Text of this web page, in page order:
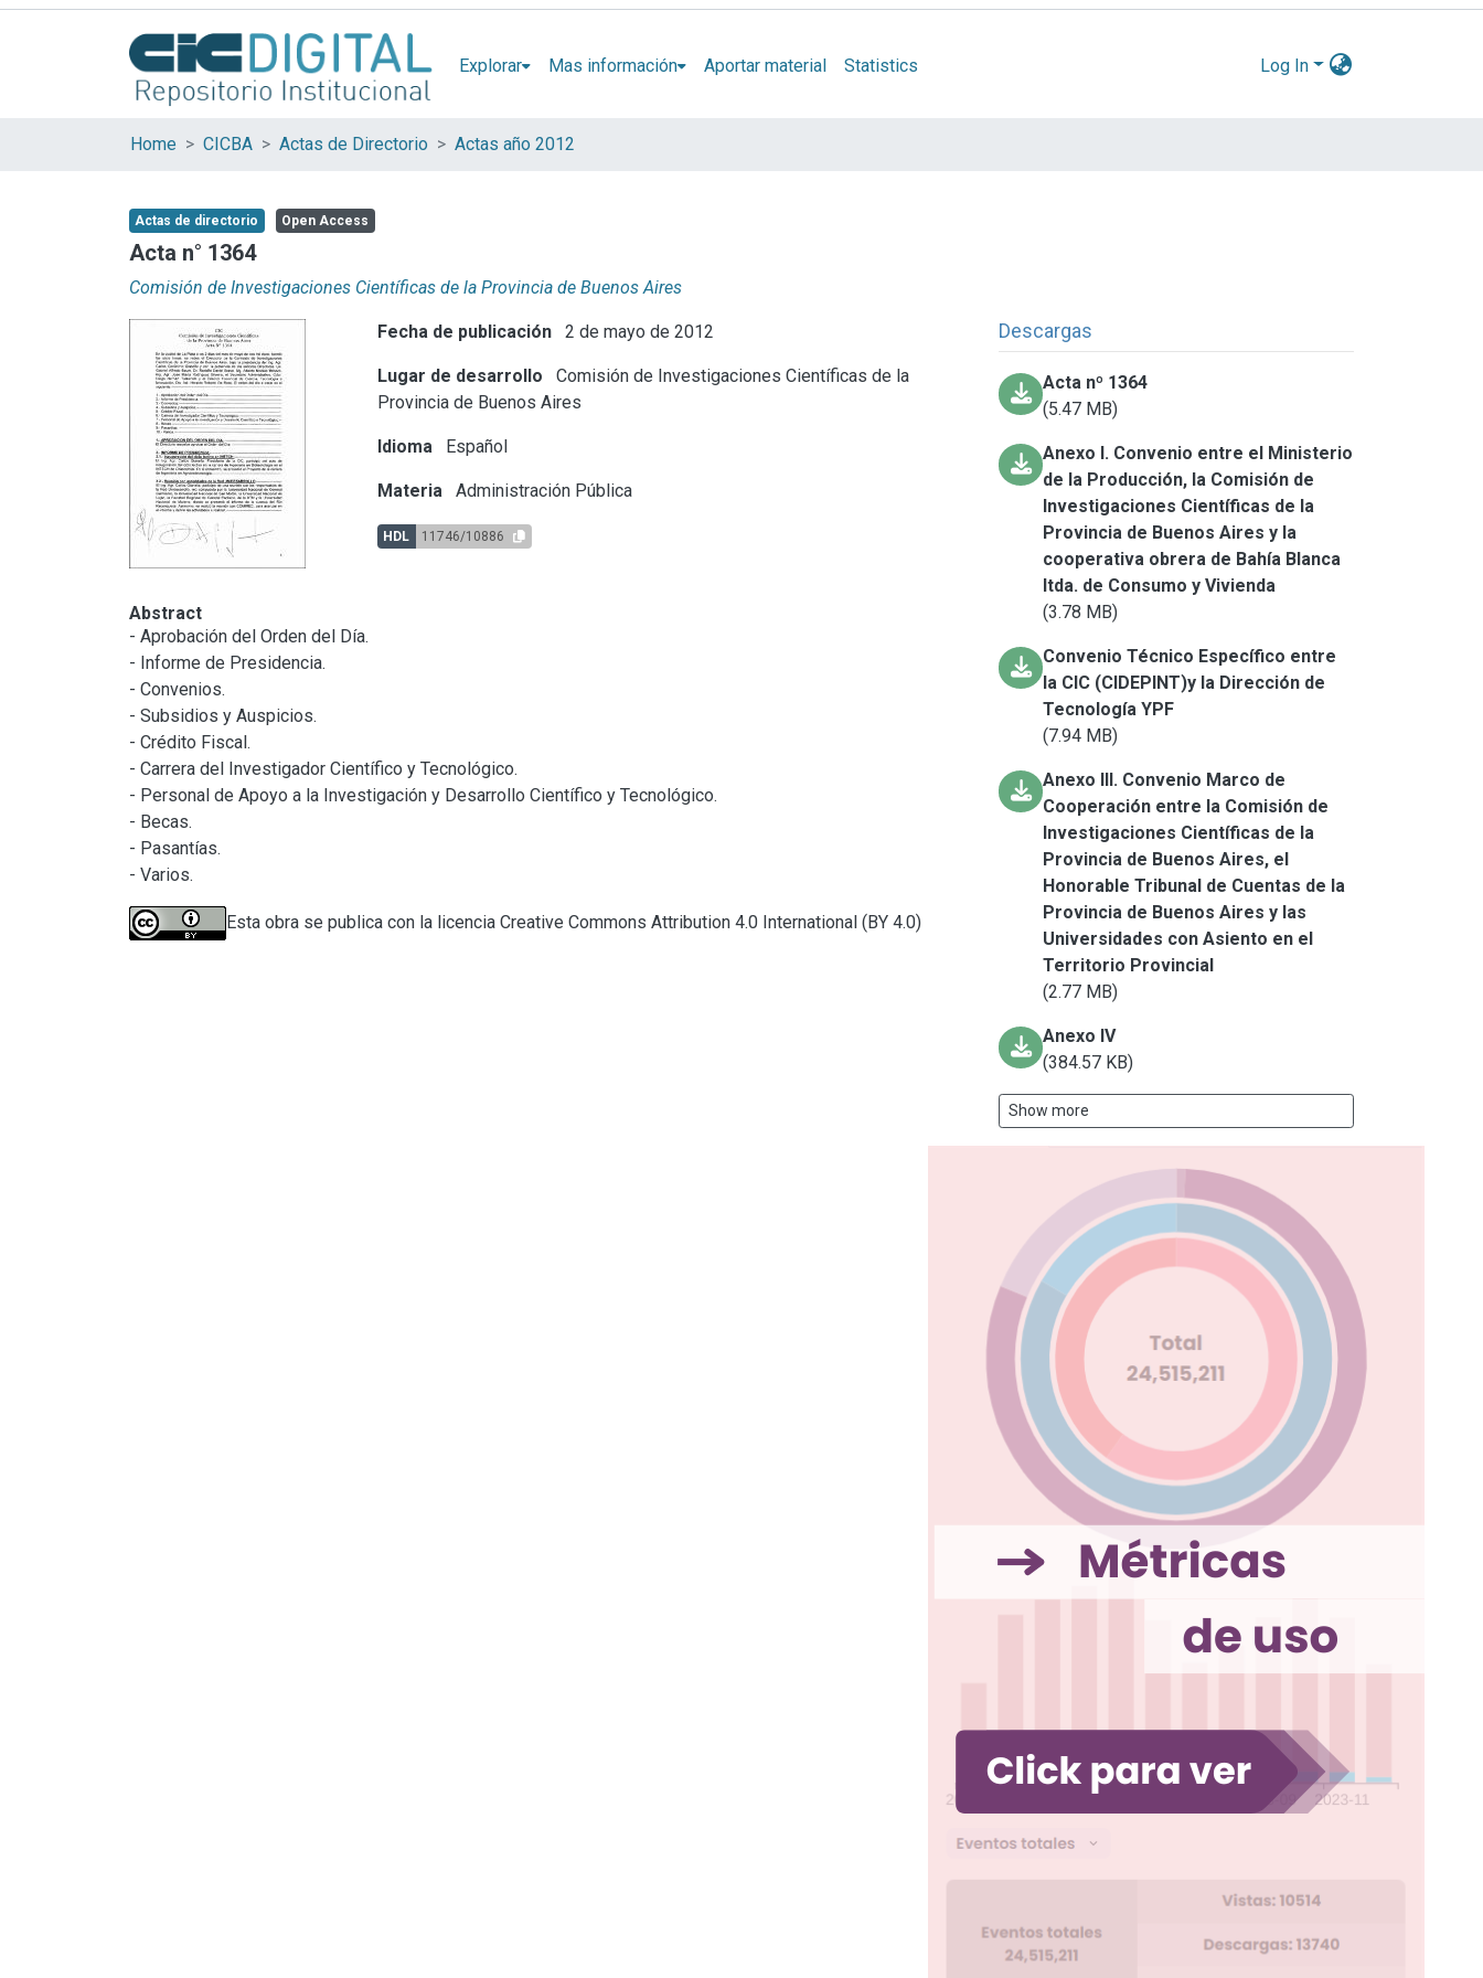
Explorar Mas información Aportar material Statistics Log In
Home CICBA Actas de Directorio Actas año 2012
Actas de directorio Open Access
Acta n° 1364
Comisión de Investigaciones Científicas de la Provincia de Buenos Aires
Fecha de publicación 2 de mayo de 2012
Lugar de desarrollo
Comisión de Investigaciones Científicas de la
Provincia de Buenos Aires
Idioma Español
Materia Administración Pública
HDL 11746/10886
Descargas
Acta nº 1364
(5.47 MB)
Anexo I. Convenio entre el Ministerio
de la Producción, la Comisión de
Investigaciones Científicas de la
Provincia de Buenos Aires y la
cooperativa obrera de Bahía Blanca
ltda. de Consumo y Vivienda
(3.78 MB)
Convenio Técnico Específico entre
la CIC (CIDEPINT)y la Dirección de
Tecnología YPF
(7.94 MB)
Anexo III. Convenio Marco de
Cooperación entre la Comisión de
Investigaciones Científicas de la
Provincia de Buenos Aires, el
Honorable Tribunal de Cuentas de la
Provincia de Buenos Aires y las
Universidades con Asiento en el
Territorio Provincial
(2.77 MB)
Anexo IV
(384.57 KB)
Show more
Abstract
- Aprobación del Orden del Día.
- Informe de Presidencia.
- Convenios.
- Subsidios y Auspicios.
- Crédito Fiscal.
- Carrera del Investigador Científico y Tecnológico.
- Personal de Apoyo a la Investigación y Desarrollo Científico y Tecnológico.
- Becas.
- Pasantías.
- Varios.
Esta obra se publica con la licencia Creative Commons Attribution 4.0 International (BY 4.0)